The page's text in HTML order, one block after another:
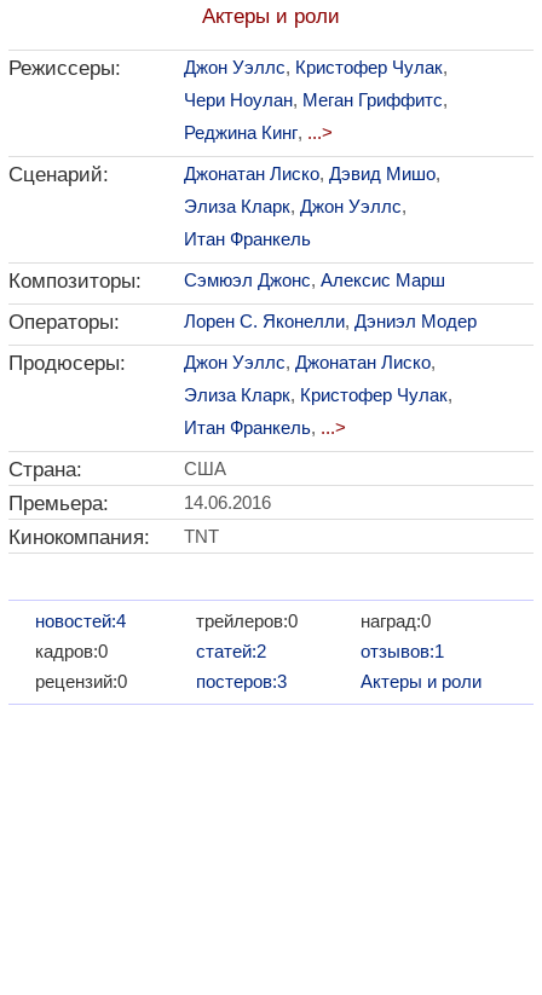
Актеры и роли
Режиссеры: Джон Уэллс, Кристофер Чулак,
Чери Ноулан, Меган Гриффитс,
Реджина Кинг, ...>
Сценарий: Джонатан Лиско, Дэвид Мишо,
Элиза Кларк, Джон Уэллс,
Итан Франкель
Композиторы: Сэмюэл Джонс, Алексис Марш
Операторы: Лорен С. Яконелли, Дэниэл Модер
Продюсеры: Джон Уэллс, Джонатан Лиско,
Элиза Кларк, Кристофер Чулак,
Итан Франкель, ...>
Страна: США
Премьера: 14.06.2016
Кинокомпания: TNT
новостей:4
кадров:0
рецензий:0
трейлеров:0
статей:2
постеров:3
наград:0
отзывов:1
Актеры и роли